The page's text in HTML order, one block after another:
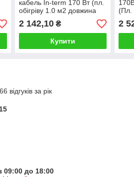
кабель In-term 170 Вт (пл.
обігріву 1.0 м2 довжина
кабелю 8м)
2 142,10₴
Купити
(Пл.
310
2
відгуків за рік
09:00 до 18:00